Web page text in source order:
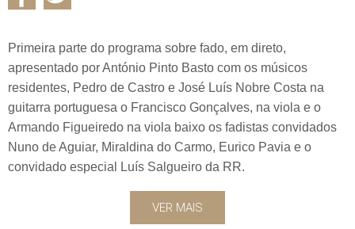
Primeira parte do programa sobre fado, em direto,
apresentado por António Pinto Basto com os músicos
residentes, Pedro de Castro e José Luís Nobre Costa na
guitarra portuguesa o Francisco Gonçalves, na viola e o
Armando Figueiredo na viola baixo os fadistas convidados
Nuno de Aguiar, Miraldina do Carmo, Eurico Pavia e o
convidado especial Luís Salgueiro da RR.
VER MAIS